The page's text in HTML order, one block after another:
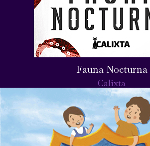
Fauna Nocturna
Calixta